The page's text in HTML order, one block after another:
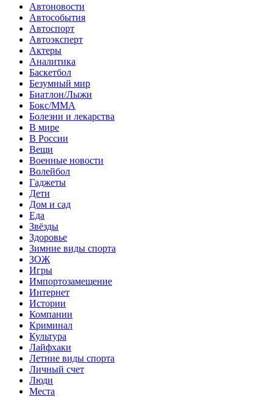
Автоновости
Автособытия
Автоспорт
Автоэксперт
Актеры
Аналитика
Баскетбол
Безумный мир
Биатлон/Лыжи
Бокс/MMA
Болезни и лекарства
В мире
В России
Вещи
Военные новости
Волейбол
Гаджеты
Дети
Дом и сад
Еда
Звёзды
Здоровье
Зимние виды спорта
ЗОЖ
Игры
Импортозамещение
Интернет
Истории
Компании
Криминал
Культура
Лайфхаки
Летние виды спорта
Личный счет
Люди
Места